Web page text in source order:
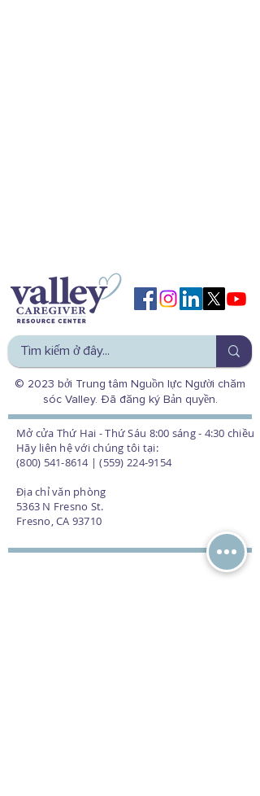
© 2023 bởi Trung tâm Nguồn lực Người chăm
sóc Valley. Đã đăng ký Bản quyền.
Mở cửa Thứ Hai - Thứ Sáu 8:00 sáng - 4:30 chiều
Hãy liên hệ với chúng tôi tại:
(800) 541-8614 | (559) 224-9154
Địa chỉ văn phòng
5363 N Fresno St.
Fresno, CA 93710